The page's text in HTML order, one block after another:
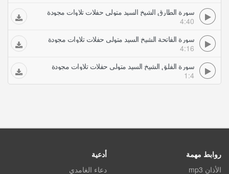
سورة الطارق الشيخ السيد متولي حفلات تلاوات مجودة
4:40
سورة الفاتحة الشيخ السيد متولي حفلات تلاوات مجودة
4:16
سورة الفلق الشيخ السيد متولي حفلات تلاوات مجودة
1:4
روابط مهمة
الأذان mp3
أدعية
دعاء الغامدي